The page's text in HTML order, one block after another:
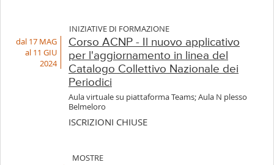
INIZIATIVE DI FORMAZIONE
dal 17 MAG
al 11 GIU
2024
Corso ACNP - Il nuovo applicativo
per l'aggiornamento in linea del
Catalogo Collettivo Nazionale dei
Periodici
Aula virtuale su piattaforma Teams; Aula N plesso
Belmeloro
ISCRIZIONI CHIUSE
MOSTRE